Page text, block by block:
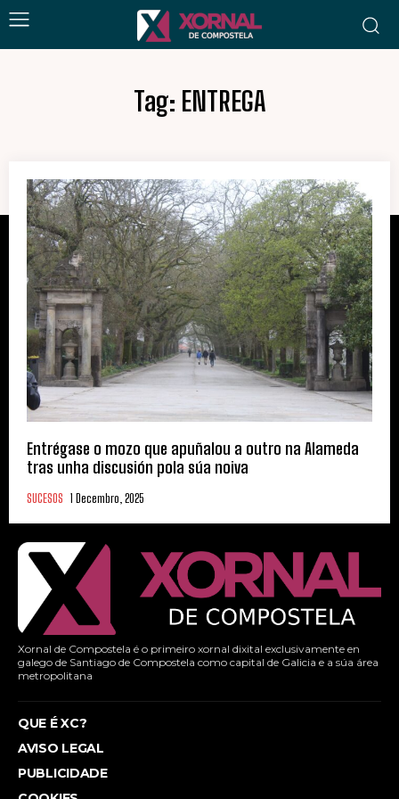
Tag: ENTREGA
Entrégase o mozo que apuñalou a outro na Alameda
tras unha discusión pola súa noiva
SUCESOS 1 Decembro, 2025
Xornal de Compostela é o primeiro xornal dixital exclusivamente en
galego de Santiago de Compostela como capital de Galicia e a súa área
metropolitana
QUE É XC?
AVISO LEGAL
PUBLICIDADE